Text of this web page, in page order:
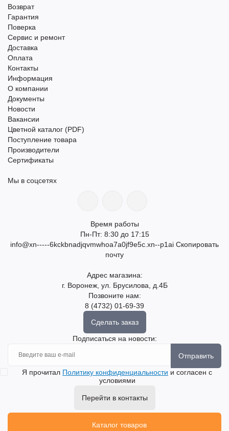
Возврат
Гарантия
Поверка
Сервис и ремонт
Доставка
Оплата
Контакты
Информация
О компании
Документы
Новости
Вакансии
Цветной каталог (PDF)
Поступление товара
Производители
Сертификаты
Мы в соцсетях
Время работы
Пн-Пт: 8:30 до 17:15
info@xn-----6kckbnadjqvmwhoa7a0jf9e5c.xn--p1ai Скопировать
почту
Адрес магазина:
г. Воронеж, ул. Брусилова, д.4Б
Позвоните нам:
8 (4732) 01-69-39
Сделать заказ
Подписаться на новости:
Отправить
Я прочитал Политику конфиденциальности и согласен с
условиями
Перейти в контакты
Каталог товаров